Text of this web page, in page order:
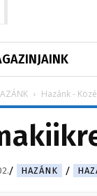
Hazánk -
HAZÁNK